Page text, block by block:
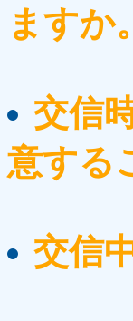
ますか。
交信
意する
交信